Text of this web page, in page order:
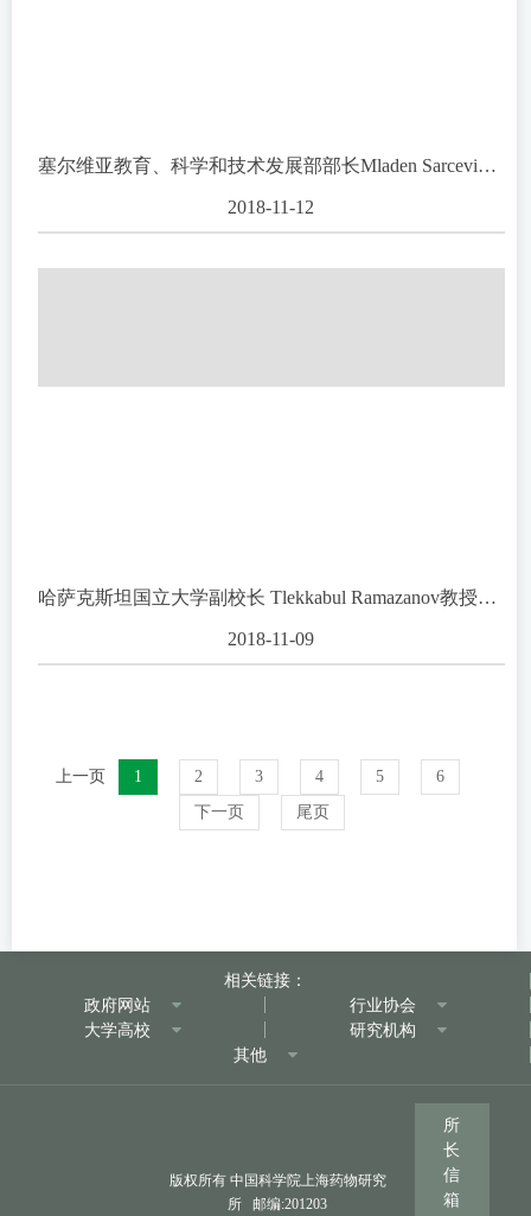
塞尔维亚教育、科学和技术发展部部长Mladen Sarcevic一行访问上海药物所
2018-11-12
哈萨克斯坦国立大学副校长 Tlekkabul Ramazanov教授访问上海药物所
2018-11-09
上一页 1 2 3 4 5
6
下一页
尾页
相关链接：
政府网站
行业协会
大学高校
研究机构
其他
版权所有 中国科学院上海药物研究
所 邮编:201203
所
长
信
箱